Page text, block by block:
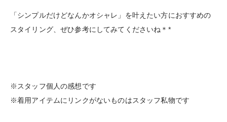
「シンプルだけどなんかオシャレ」を叶えたい方におすすめの
スタイリング、ぜひ参考にしてみてくださいね＊*
※スタッフ個人の感想です
※着用アイテムにリンクがないものはスタッフ私物です